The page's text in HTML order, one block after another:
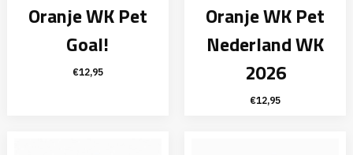
Oranje WK Pet
Goal!
€12,95
Oranje WK Pet
Nederland WK
2026
€12,95